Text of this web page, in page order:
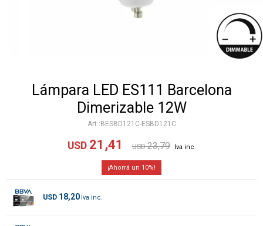
Lámpara LED ES111 Barcelona
Dimerizable 12W
BESBD121C-ESBD121C
USD 21,41 USD 23,79
10
USD 18,20